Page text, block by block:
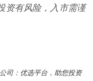
资有风险，入市需谨
司：优选平台，助您投资